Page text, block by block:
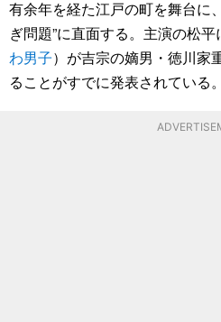
有余年を経た江戸の町を舞台に
ぎ問題”に直面する。主演の松平
わ男子）が吉宗の嫡男・徳川家
ることがすでに発表されている。